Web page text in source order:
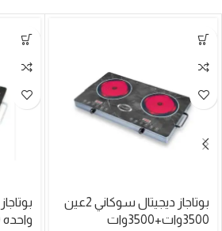
بوتاجاز ديجيتال سوكاني 2عين
3500وات+3500وات